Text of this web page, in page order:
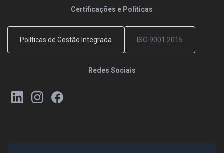
Certificações e Políticas
Políticas de Gestão Integrada ISO 9001:2015
Redes Sociais